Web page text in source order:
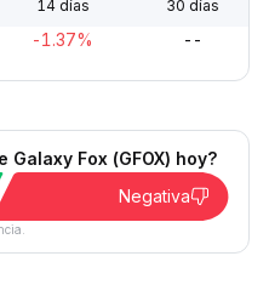
14 días 30 días
-1.37% --
Fox (GFOX) hoy?
Negativa